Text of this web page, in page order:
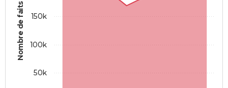
Nombre de faits
50k
100k
150k